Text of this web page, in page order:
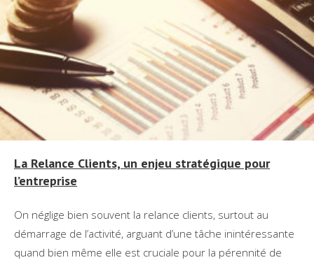
La Relance Clients, un enjeu stratégique pour
l’entreprise
On néglige bien souvent la relance clients, surtout au
démarrage de l’activité, arguant d’une tâche inintéressante
quand bien même elle est cruciale pour la pérennité de